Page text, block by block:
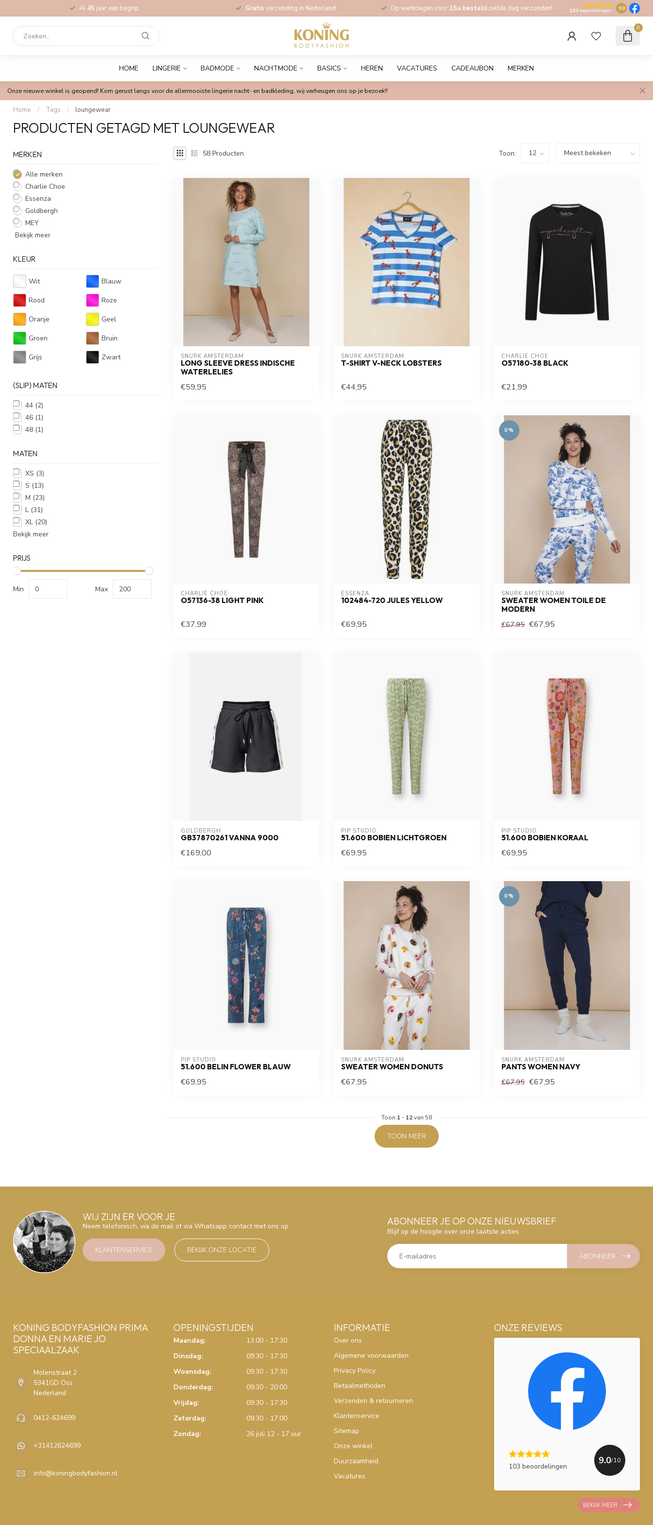
Al 45 jaar een begrip Gratis verzending in Nederland Op werkdagen voor 15u besteld zelfde dag verzonden! 103 beoordelingen 9.0
0
HOME LINGERIE BADMODE NACHTMODE BASICS HEREN VACATURES CADEAUBON MERKEN
Onze nieuwe winkel is geopend! Kom gerust langs voor de allermooiste lingerie nacht- en badkleding, wij verheugen ons op je bezoek!!
Home / Tags / loungewear
PRODUCTEN GETAGD MET LOUNGEWEAR
MERKEN
Alle merken
Charlie Choe
Essenza
Goldbergh
MEY
Bekijk meer
KLEUR
Wit Blauw
Rood Roze
Oranje Geel
Groen Bruin
Grijs Zwart
(SLIP) MATEN
44 (2)
46 (1)
48 (1)
MATEN
XS (3)
S (13)
M (23)
L (31)
XL (20)
Bekijk meer
PRIJS
Min Max
58 Producten Toon:
SNURK AMSTERDAM
LONG SLEEVE DRESS INDISCHE
WATERLELIES
€59,95
SNURK AMSTERDAM
T-SHIRT V-NECK LOBSTERS
€44,95
CHARLIE CHOE
O57180-38 BLACK
€21,99
CHARLIE CHOE
O57136-38 LIGHT PINK
€37,99
ESSENZA
102484-720 JULES YELLOW
€69,95
0%
SNURK AMSTERDAM
SWEATER WOMEN TOILE DE
MODERN
€67,95 €67,95
GOLDBERGH
GB37870261 VANNA 9000
€169,00
PIP STUDIO
51.600 BOBIEN LICHTGROEN
€69,95
PIP STUDIO
51.600 BOBIEN KORAAL
€69,95
PIP STUDIO
51.600 BELIN FLOWER BLAUW
€69,95
SNURK AMSTERDAM
SWEATER WOMEN DONUTS
€67,95
0%
SNURK AMSTERDAM
PANTS WOMEN NAVY
€67,95 €67,95
Toon 1 - 12van 58
TOON MEER
WIJ ZIJN ER VOOR JE
Neem telefonisch, via de mail of via Whatsapp contact met ons op
KLANTENSERVICE BEKIJK ONZE LOCATIE
ABONNEER JE OP ONZE NIEUWSBRIEF
Blijf op de hoogte over onze laatste acties
ABONNEER
KONING BODYFASHION PRIMA
DONNA EN MARIE JO
SPECIAALZAAK
Molenstraat 2
5341GD Oss
Nederland
0412-624699
+31412624699
info@koningbodyfashion.nl
OPENINGSTIJDEN
Maandag:
13.00 - 17:30
Dinsdag:
09:30 - 17:30
Woensdag:
09.30 - 17:30
Donderdag:
09:30 - 20:00
Vrijdag:
09:30 - 17:30
Zaterdag:
09.30 - 17.00
Zondag:
26 juli 12 - 17 uur
INFORMATIE
Over ons
Algemene voorwaarden
Privacy Policy
Betaalmethoden
Verzenden & retourneren
Klantenservice
Sitemap
Onze winkel
Duurzaamheid
Vacatures
ONZE REVIEWS
103 beoordelingen
9.0/10
BEKIJK MEER